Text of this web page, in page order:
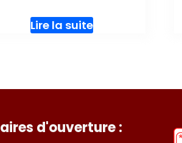
Lire la suite
d'ouverture :